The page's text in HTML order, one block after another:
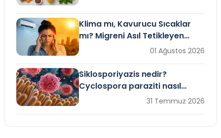
Klima mı, Kavurucu Sıcaklar
mı? Migreni Asıl Tetikleyen
01 Ağustos 2026
Siklosporiyazis nedir?
Cyclospora paraziti nasıl
bulaşır, belirtileri nelerdir?
31 Temmuz 2026